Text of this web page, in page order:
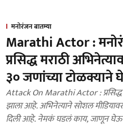
मनोरंजन बातम्या
Marathi Actor :
प्रसिद्ध मराठी
३० जणांच्या टोळक्याने
Attack On Marathi Actor : प्रसिद्ध
झाला आहे. अभिनेत्याने सोशल
दिली आहे. नेमकं घडलं काय, जाणून